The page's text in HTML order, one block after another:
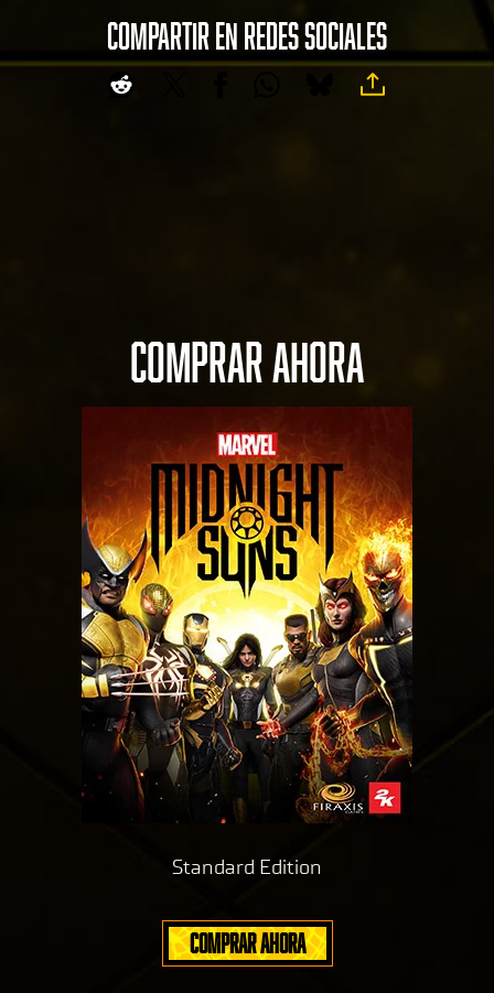
COMPARTIR EN REDES SOCIALES
COMPRAR AHORA
Standard Edition
COMPRAR AHORA